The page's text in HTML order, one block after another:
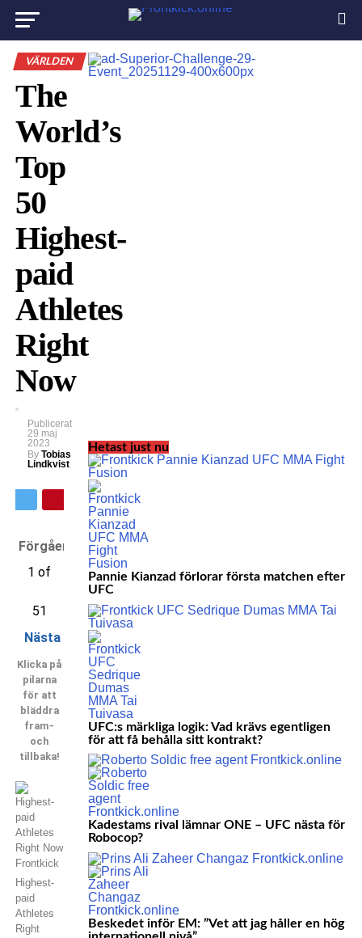
VÄRLDEN
The
World’s
Top
50
Highest-
paid
Athletes
Right
Now
Publicerat
29 maj
2023
By Tobias
Lindkvist
Förgående
1 of
51
Nästa
Klicka på
pilarna
för att
bläddra
fram-
och
tillbaka!
Highest-
paid
Athletes
Right
Hetast just nu
Pannie Kianzad förlorar första matchen efter
UFC
UFC:s märkliga logik: Vad krävs egentligen
för att få behålla sitt kontrakt?
Kadestams rival lämnar ONE – UFC nästa för
Robocop?
Beskedet inför EM: ”Vet att jag håller en hög